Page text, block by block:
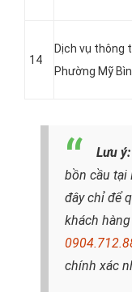
14
Dịch vụ thông
Phường Mỹ
Lưu ý:
bồn cầu tại
đây chỉ để
khách
chính xác